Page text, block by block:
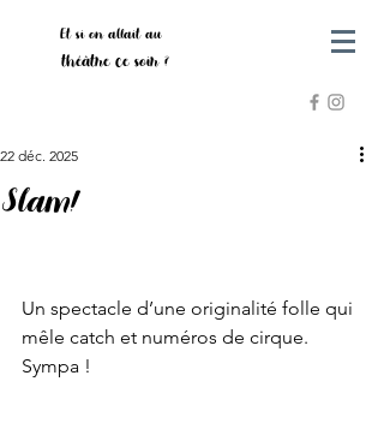
Et si on allait au
théâtre ce soir ?
Slam!
22 déc. 2025
Un spectacle d’une originalité folle qui
mêle catch et numéros de cirque.
Sympa !